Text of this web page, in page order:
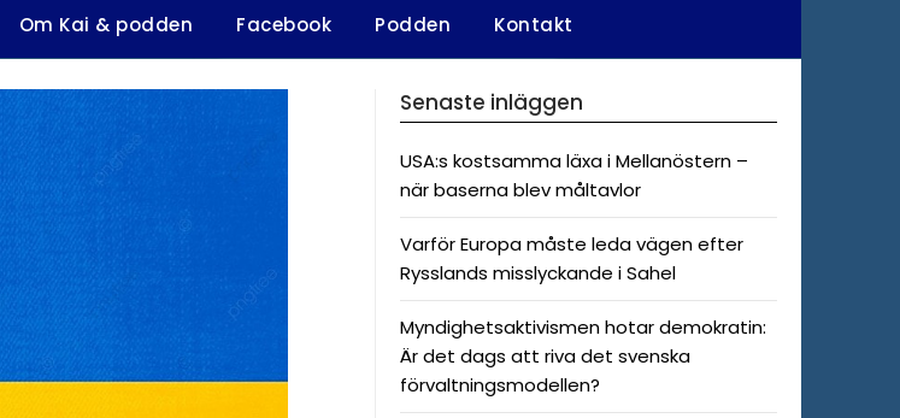
Om Kai & podden Facebook Podden Kontakt
Senaste inläggen
USA:s kostsamma läxa i Mellanöstern –
när baserna blev måltavlor
Varför Europa måste leda vägen efter
Rysslands misslyckande i Sahel
Myndighetsaktivismen hotar demokratin:
Är det dags att riva det svenska
förvaltningsmodellen?